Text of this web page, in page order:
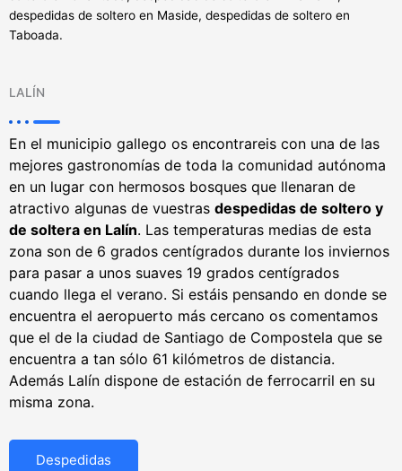
despedidas de soltero en Maside, despedidas de soltero en
Taboada.
LALÍN
En el municipio gallego os encontrareis con una de las
mejores gastronomías de toda la comunidad autónoma
en un lugar con hermosos bosques que llenaran de
atractivo algunas de vuestras despedidas de soltero y
de soltera en Lalín. Las temperaturas medias de esta
zona son de 6 grados centígrados durante los inviernos
para pasar a unos suaves 19 grados centígrados
cuando llega el verano. Si estáis pensando en donde se
encuentra el aeropuerto más cercano os comentamos
que el de la ciudad de Santiago de Compostela que se
encuentra a tan sólo 61 kilómetros de distancia.
Además Lalín dispone de estación de ferrocarril en su
misma zona.
Despedidas